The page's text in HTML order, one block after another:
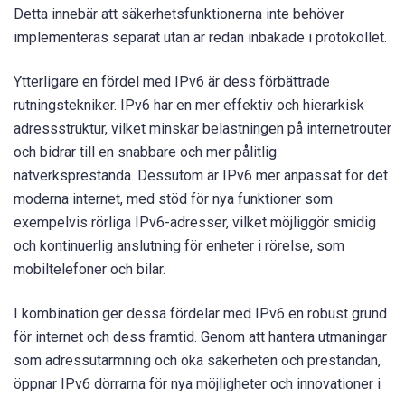
Detta innebär att säkerhetsfunktionerna inte behöver
implementeras separat utan är redan inbakade i protokollet.
Ytterligare en fördel med IPv6 är dess förbättrade
rutningstekniker. IPv6 har en mer effektiv och hierarkisk
adressstruktur, vilket minskar belastningen på internetrouter
och bidrar till en snabbare och mer pålitlig
nätverksprestanda. Dessutom är IPv6 mer anpassat för det
moderna internet, med stöd för nya funktioner som
exempelvis rörliga IPv6-adresser, vilket möjliggör smidig
och kontinuerlig anslutning för enheter i rörelse, som
mobiltelefoner och bilar.
I kombination ger dessa fördelar med IPv6 en robust grund
för internet och dess framtid. Genom att hantera utmaningar
som adressutarmning och öka säkerheten och prestandan,
öppnar IPv6 dörrarna för nya möjligheter och innovationer i